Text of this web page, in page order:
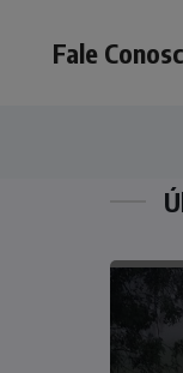
Fale